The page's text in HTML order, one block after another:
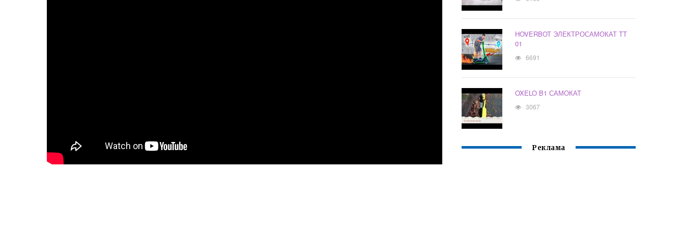
HOVERBOT ЭЛЕКТРОСАМОКАТ TT
01
6691
OXELO B1 САМОКАТ
3067
Реклама